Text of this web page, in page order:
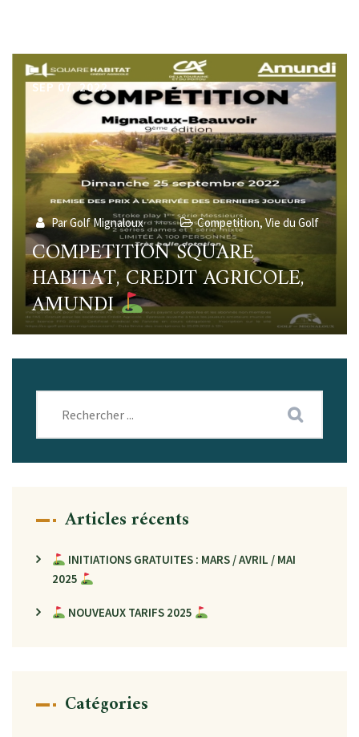
SEP 07, 2022
Par Golf Mignaloux Competition, Vie du Golf
COMPETITION SQUARE
HABITAT, CREDIT AGRICOLE,
AMUNDI
Articles récents
INITIATIONS GRATUITES : MARS / AVRIL / MAI
2025
NOUVEAUX TARIFS 2025
Catégories